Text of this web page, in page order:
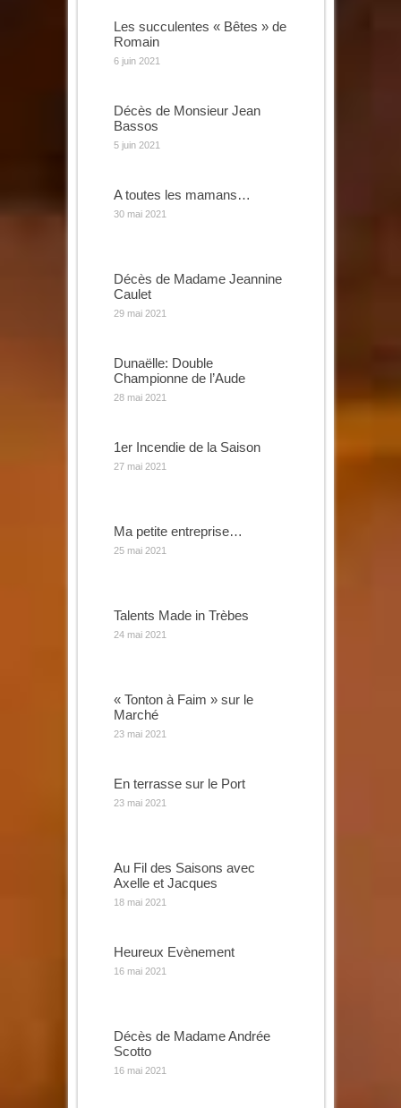
Les succulentes « Bêtes » de
Romain
6 juin 2021
Décès de Monsieur Jean
Bassos
5 juin 2021
A toutes les mamans…
30 mai 2021
Décès de Madame Jeannine
Caulet
29 mai 2021
Dunaëlle: Double
Championne de l’Aude
28 mai 2021
1er Incendie de la Saison
27 mai 2021
Ma petite entreprise…
25 mai 2021
Talents Made in Trèbes
24 mai 2021
« Tonton à Faim » sur le
Marché
23 mai 2021
En terrasse sur le Port
23 mai 2021
Au Fil des Saisons avec
Axelle et Jacques
18 mai 2021
Heureux Evènement
16 mai 2021
Décès de Madame Andrée
Scotto
16 mai 2021